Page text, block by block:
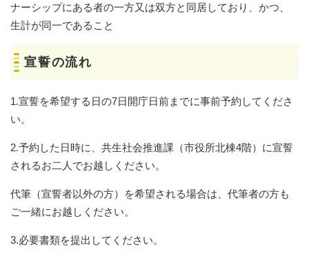
ナーシップにある者の一方又は双方と同居しており、かつ、
生計が同一であること
宣誓の流れ
1.宣誓を希望する日の7日開庁日前までに事前予約してくださ
い。
2.予約した日時に、共生社会推進課（市役所北棟4階）に宣誓
されるお二人でお越しください。
代筆（宣誓者以外の方）を希望される場合は、代筆者の方も
ご一緒にお越しください。
3.必要書類を提出してください。